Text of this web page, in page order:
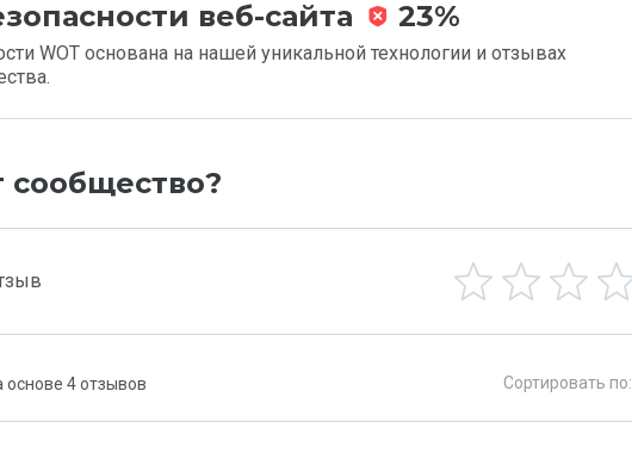
веб-сайта 23%
WOT основана на нашей уникальной технологии и отзывах
сообщество?
основе 4 отзывов Сортировать по: